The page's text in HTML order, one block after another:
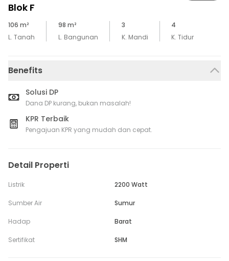
Blok F
106 m²
L. Tanah
98 m²
L. Bangunan
3
K. Mandi
4
K. Tidur
Benefits
Solusi DP
Dana DP kurang, bukan masalah!
KPR Terbaik
Pengajuan KPR yang mudah dan cepat.
Detail Properti
Listrik 2200 Watt
Sumber Air Sumur
Hadap Barat
Sertifikat SHM